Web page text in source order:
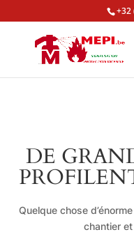
+32
DE
Quelque chose
chantier